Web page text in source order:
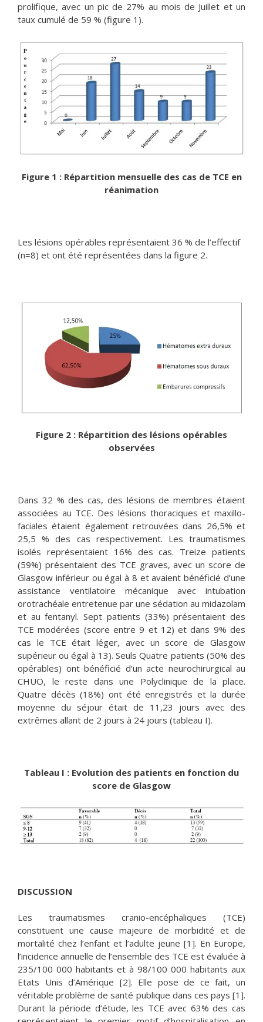
prolifique, avec un pic de 27% au mois de Juillet et un
taux cumulé de 59 % (figure 1).
Figure 1 : Répartition mensuelle des cas de TCE en
réanimation
Les lésions opérables représentaient 36 % de l’effectif
(n=8) et ont été représentées dans la figure 2.
Figure 2 : Répartition des lésions opérables
observées
Dans 32 % des cas, des lésions de membres étaient
associées au TCE. Des lésions thoraciques et maxillo-
faciales étaient également retrouvées dans 26,5% et
25,5 % des cas respectivement. Les traumatismes
isolés représentaient 16% des cas. Treize patients
(59%) présentaient des TCE graves, avec un score de
Glasgow inférieur ou égal à 8 et avaient bénéficié d’une
assistance ventilatoire mécanique avec intubation
orotrachéale entretenue par une sédation au midazolam
et au fentanyl. Sept patients (33%) présentaient des
TCE modérées (score entre 9 et 12) et dans 9% des
cas le TCE était léger, avec un score de Glasgow
supérieur ou égal à 13). Seuls Quatre patients (50% des
opérables) ont bénéficié d’un acte neurochirurgical au
CHUO, le reste dans une Polyclinique de la place.
Quatre décès (18%) ont été enregistrés et la durée
moyenne du séjour était de 11,23 jours avec des
extrêmes allant de 2 jours à 24 jours (tableau I).
Tableau I : Evolution des patients en fonction du
score de Glasgow
DISCUSSION
Les traumatismes cranio-encéphaliques (TCE)
constituent une cause majeure de morbidité et de
mortalité chez l’enfant et l’adulte jeune [1]. En Europe,
l’incidence annuelle de l’ensemble des TCE est évaluée à
235/100 000 habitants et à 98/100 000 habitants aux
Etats Unis d’Amérique [2]. Elle pose de ce fait, un
véritable problème de santé publique dans ces pays [1].
Durant la période d’étude, les TCE avec 63% des cas